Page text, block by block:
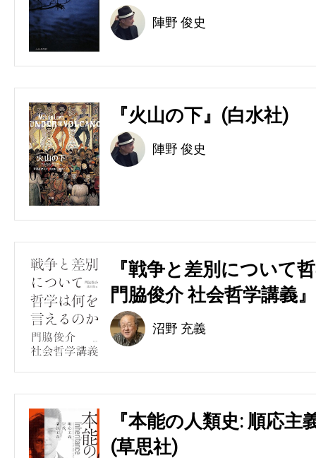
陣野 俊史
『火山の下』(白水社)
陣野 俊史
『戦争と差別について
門脇俊介 社会哲学講義
沼野 充義
『本能の人類史: 順応
(草思社)